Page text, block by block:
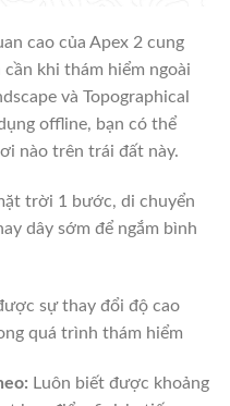
cao của Apex 2 cung
khi thám hiểm ngoài
và Topographical
offline, bạn có thể
nào trên trái đất này.
trời 1 bước, di chuyển
dây sớm để ngắm bình
sự thay đổi độ cao
quá trình thám hiểm
Luôn biết được khoảng